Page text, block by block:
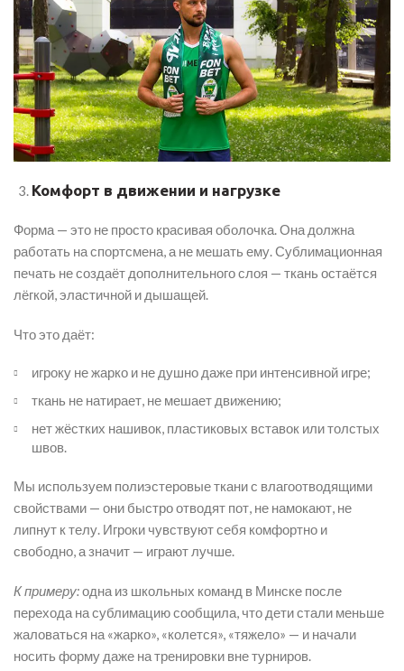
Комфорт в движении и нагрузке
Форма — это не просто красивая оболочка. Она должна
работать на спортсмена, а не мешать ему. Сублимационная
печать не создаёт дополнительного слоя — ткань остаётся
лёгкой, эластичной и дышащей.
Что это даёт:
игроку не жарко и не душно даже при интенсивной игре;
ткань не натирает, не мешает движению;
нет жёстких нашивок, пластиковых вставок или толстых
швов.
Мы используем полиэстеровые ткани с влагоотводящими
свойствами — они быстро отводят пот, не намокают, не
липнут к телу. Игроки чувствуют себя комфортно и
свободно, а значит — играют лучше.
К примеру:одна из школьных команд в Минске после
перехода на сублимацию сообщила, что дети стали меньше
жаловаться на «жарко», «колется», «тяжело» — и начали
носить форму даже на тренировки вне турниров.